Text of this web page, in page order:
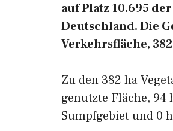
auf Platz 10.695
Deutschland. Die
Verkehrsfläche,
Zu den 382 ha
genutzte Fläche, 94
Sumpfgebiet und 0